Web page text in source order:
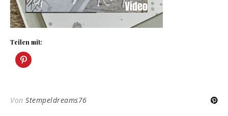
Teilen mit:
Von Stempeldreams76